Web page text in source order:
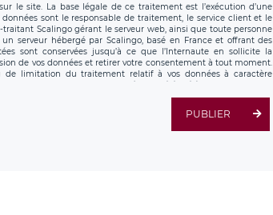
le site. La base légale de ce traitement est l’exécution d’une
sont le responsable de traitement, le service client et le
Scalingo gérant le serveur web, ainsi que toute personne
serveur hébergé par Scalingo, basé en France et offrant des
sont conservées jusqu’à ce que l’Internaute en sollicite la
de vos données et retirer votre consentement à tout moment.
de limitation du traitement relatif à vos données à caractère
pouvez exercer ces droits auprès du délégué à la protection des
et est joignable à l’adresse mail suivante :
société LÉGAVOX, sis 9 rue Léopold Sédar Senghor, joignable à
le droit d’introduire une réclamation auprès d’une autorité
PUBLIER